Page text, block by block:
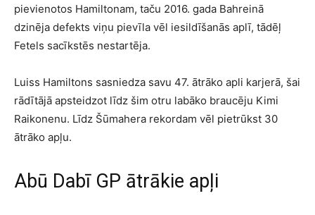
pievienotos Hamiltonam, taču 2016. gada Bahreinā
dzinēja defekts viņu pievīla vēl iesildīšanās aplī, tādēļ
Fetels sacīkstēs nestartēja.
Luiss Hamiltons sasniedza savu 47. ātrāko apli karjerā, šai
rādītājā apsteidzot līdz šim otru labāko braucēju Kimi
Raikonenu. Līdz Šūmahera rekordam vēl pietrūkst 30
ātrāko apļu.
Abū Dabī GP ātrākie apļi